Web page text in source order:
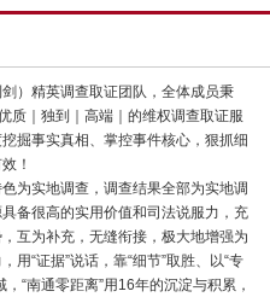
）精英调查取证团队，全体成员秉
质｜独到｜高端｜的维权调查取证服
掘事实真相、掌控事件核心，狠抓细
！
为实地调查，调查结果全部为实地调
备很高的实用价值和司法说服力，充
互为补充，无缝衔接，极大地增强为
用“证据”说话，靠“细节”取胜、以“专
“南通零距离”用16年的沉淀与积累，